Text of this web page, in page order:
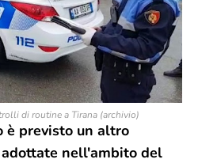
di routine a Tirana (archivio)
è previsto un altro
nell'ambito del